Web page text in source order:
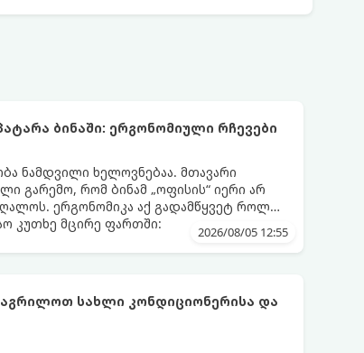
ბინაში: ერგონომიული რჩევები
ნამდვილი ხელოვნებაა. მთავარი
გარემო, რომ ბინამ „ოფისის“ იერი არ
ერგონომიკა აქ გადამწყვეტ როლს
კუთხე მცირე ფართში: 2026/08/05 12:55
სახლი კონდიციონერისა და